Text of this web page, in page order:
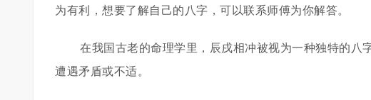
为有利，想要了解自己的八字，可以联系师傅为你解答。
在我国古老的命理学里，辰戌相冲被视为一种独特的八
遭遇矛盾或不适。